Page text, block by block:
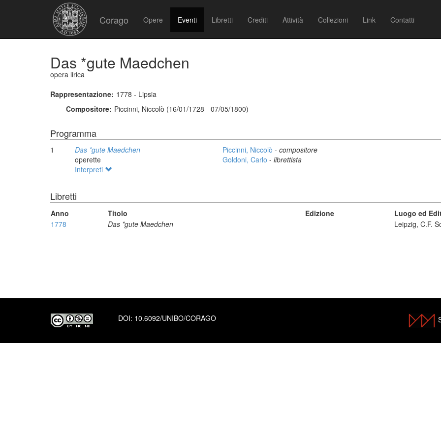
Corago Opere Eventi Libretti Crediti Attività Collezioni Link Contatti
Das *gute Maedchen
opera lirica
Rappresentazione: 1778 - Lipsia
Compositore: Piccinni, Niccolò (16/01/1728 - 07/05/1800)
Programma
1
Das *gute Maedchen
operette
Piccinni, Niccolò - compositore
Goldoni, Carlo - librettista
Interpreti
Libretti
Anno Titolo Edizione
Luogo ed
1778
Das *gute Maedchen Leipzig, C.F.
DOI: 10.6092/UNIBO/CORAGO